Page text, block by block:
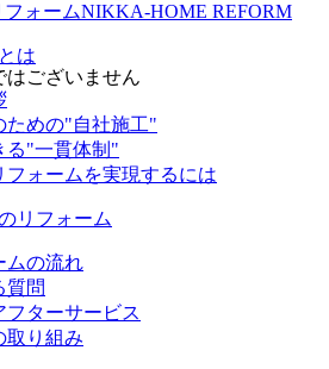
ございません
ォームNIKKA-HOME REFORM
は
ための"自社施工"
る"一貫体制"
フォームを実現するには
リフォーム
ムの流れ
質問
フターサービス
取り組み